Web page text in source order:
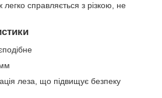
справляється з різкою, не
леза, що підвищує безпеку